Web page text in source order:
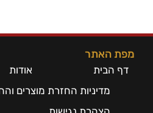
מפת האתר
דף הבית
אודות
מדיניות החזרת מוצרים